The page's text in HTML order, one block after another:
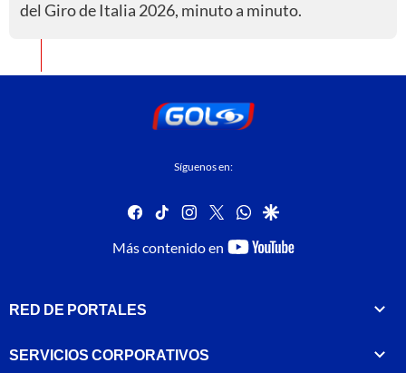
del Giro de Italia 2026, minuto a minuto.
Síguenos en:
facebook
tiktok instagram
twitterwhatsapp
google
Más contenido en
youtube-
RED DE PORTALES
SERVICIOS CORPORATIVOS